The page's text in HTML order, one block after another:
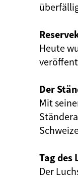
Heute
Der
Mit
Tag des
Der